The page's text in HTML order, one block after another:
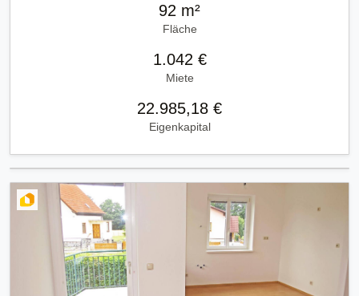
92 m²
Fläche
1.042 €
Miete
22.985,18 €
Eigenkapital